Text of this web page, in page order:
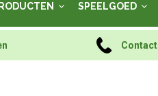
SPEELGOED
Contact